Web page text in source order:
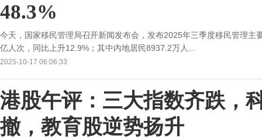
48.3%
今天，国家移民管理局召开新闻发布会，发布2025年三季度移民管理
亿人次，同比上升12.9%；其中内地居民8937.2万人...
2025-10-17 06:06:33
港股午评：三大指数齐跌，
撤，教育股逆势扬升